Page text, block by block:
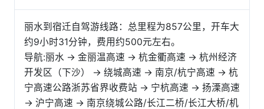
丽水到宿迁自驾游线路：总里程为857公里，开车大
约9小时31分钟，费用约500元左右。
导航:丽水 → 金丽温高速 → 杭金衢高速 → 杭州经济
开发区（下沙） → 绕城高速 → 南京/杭宁高速 → 杭
宁高速公路浙苏省界收费站 → 宁杭高速 → 扬溧高速
→ 沪宁高速 → 南京绕城公路/长江二桥/长江大桥/机